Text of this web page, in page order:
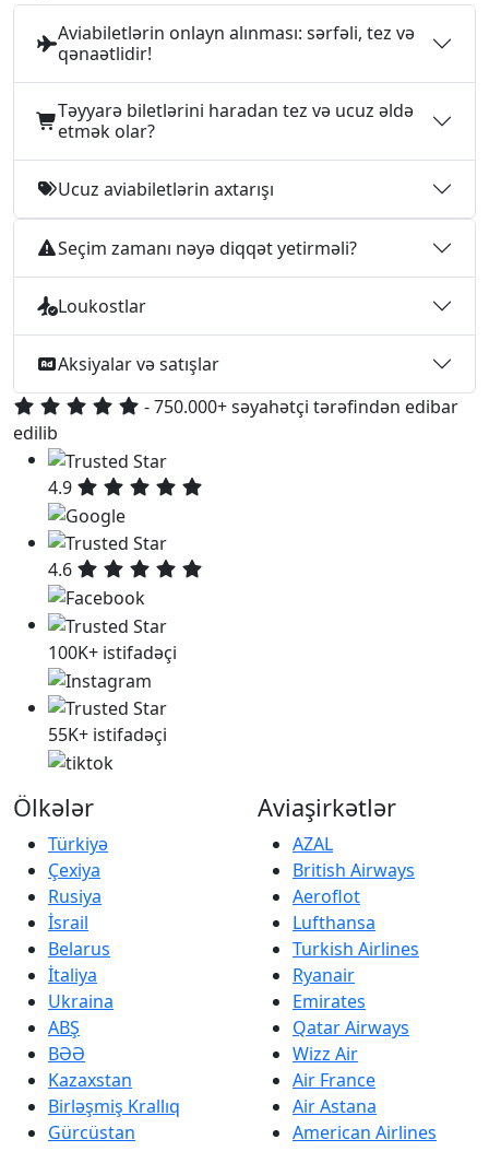
Aviabiletlərin onlayn alınması: sərfəli, tez və
qənaətlidir!
Təyyarə biletlərini haradan tez və ucuz əldə
etmək olar?
Ucuz aviabiletlərin axtarışı
Seçim zamanı nəyə diqqət yetirməli?
Loukostlar
Aksiyalar və satışlar
- 750.000+ səyahətçi tərəfindən edibar
edilib
4.9
4.6
100K+ istifadəçi
55K+ istifadəçi
Ölkələr
Türkiyə
Çexiya
Rusiya
İsrail
Belarus
İtaliya
Ukraina
ABŞ
BƏƏ
Kazaxstan
Birləşmiş Krallıq
Gürcüstan
Aviaşirkətlər
AZAL
British Airways
Aeroflot
Lufthansa
Turkish Airlines
Ryanair
Emirates
Qatar Airways
Wizz Air
Air France
Air Astana
American Airlines